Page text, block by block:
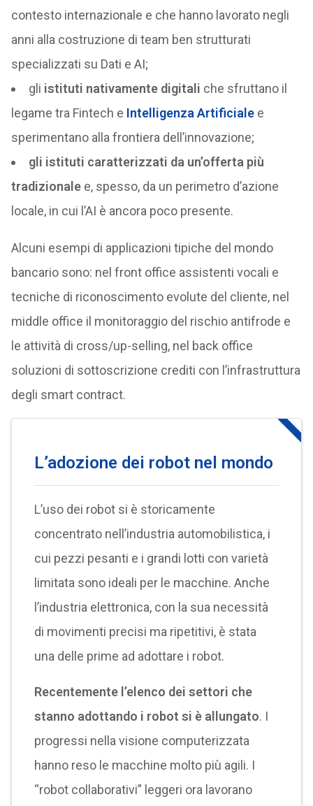
contesto internazionale e che hanno lavorato negli
anni alla costruzione di team ben strutturati
specializzati su Dati e AI;
gli istituti nativamente digitali che sfruttano il
legame tra Fintech e Intelligenza Artificialee
sperimentano alla frontiera dell’innovazione;
gli istituti caratterizzati da un’offerta più
tradizionalee, spesso, da un perimetro d’azione
locale, in cui l’AI è ancora poco presente.
Alcuni esempi di applicazioni tipiche del mondo
bancario sono: nel front office assistenti vocali e
tecniche di riconoscimento evolute del cliente, nel
middle office il monitoraggio del rischio antifrode e
le attività di cross/up-selling, nel back office
soluzioni di sottoscrizione crediti con l’infrastruttura
degli smart contract.
L’adozione dei robot nel mondo
L’uso dei robot si è storicamente
concentrato nell’industria automobilistica, i
cui pezzi pesanti e i grandi lotti con varietà
limitata sono ideali per le macchine. Anche
l’industria elettronica, con la sua necessità
di movimenti precisi ma ripetitivi, è stata
una delle prime ad adottare i robot.
Recentemente l’elenco dei settori che
stanno adottando i robot si è allungato. I
progressi nella visione computerizzata
hanno reso le macchine molto più agili. I
“robot collaborativi” leggeri ora lavorano